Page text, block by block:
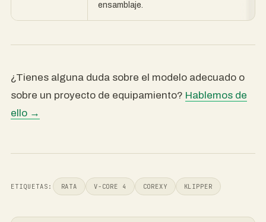
ensamblaje.
¿Tienes alguna duda sobre el modelo adecuado o
sobre un proyecto de equipamiento? Hablemos de
ello →
ETIQUETAS: RATA V-CORE 4 COREXY KLIPPER